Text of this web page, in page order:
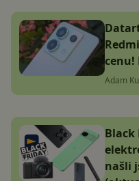
cenu!
Adam
Black
našli